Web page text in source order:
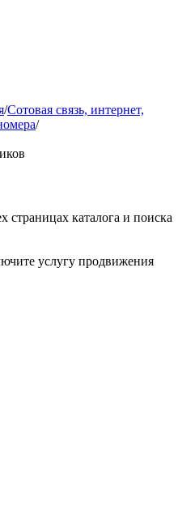
/Сотовая связь, интернет,
/
страницах каталога и поиска
услугу продвижения